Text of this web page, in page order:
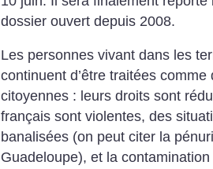
dossier ouvert depuis 2008.
Les personnes vivant dans les
continuent d’être traitées
citoyennes : leurs droits sont
français sont violentes, des
banalisées (on peut citer la
Guadeloupe), et la